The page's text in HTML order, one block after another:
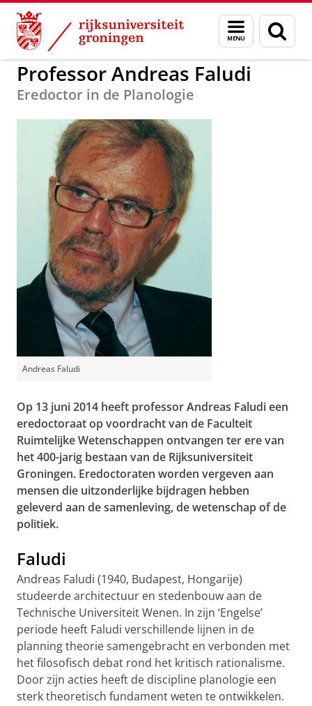
Skip
Content
Skip
Navigation
Menu
en
zoeken
Bestuur, afdelingen en medewerkers
Professor Andreas Faludi
Eredoctor in de Planologie
Andreas Faludi
Op 13 juni 2014 heeft professor Andreas Faludi een
eredoctoraat op voordracht van de Faculteit
Ruimtelijke Wetenschappen ontvangen ter ere van
het 400-jarig bestaan van de Rijksuniversiteit
Groningen. Eredoctoraten worden vergeven aan
mensen die uitzonderlijke bijdragen hebben
geleverd aan de samenleving, de wetenschap of de
politiek.
Faludi
Andreas Faludi (1940, Budapest, Hongarije)
studeerde architectuur en stedenbouw aan de
Technische Universiteit Wenen. In zijn ‘Engelse’
periode heeft Faludi verschillende lijnen in de
planning theorie samengebracht en verbonden met
het filosofisch debat rond het kritisch rationalisme.
Door zijn acties heeft de discipline planologie een
sterk theoretisch fundament weten te ontwikkelen.